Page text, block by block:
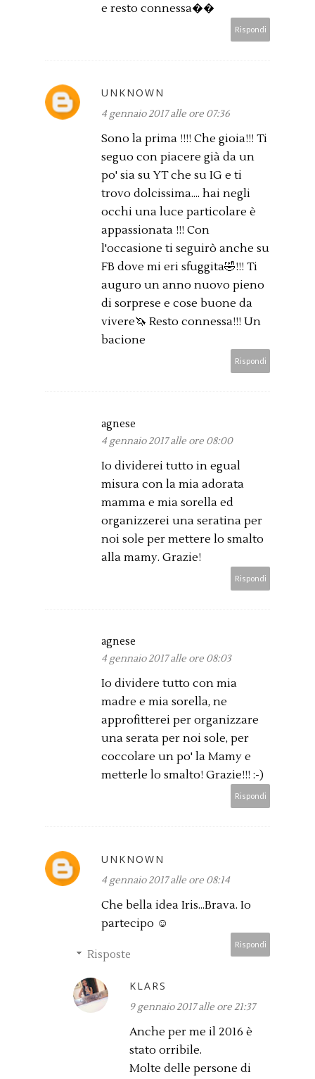
e resto connessa��
Rispondi
UNKNOWN
4 gennaio 2017 alle ore 07:36
Sono la prima !!!! Che gioia!!! Ti
seguo con piacere già da un
po' sia su YT che su IG e ti
trovo dolcissima.... hai negli
occhi una luce particolare è
appassionata !!! Con
l'occasione ti seguirò anche su
FB dove mi eri sfuggita🤣!!! Ti
auguro un anno nuovo pieno
di sorprese e cose buone da
vivere🦄 Resto connessa!!! Un
bacione
Rispondi
agnese
4 gennaio 2017 alle ore 08:00
Io dividerei tutto in egual
misura con la mia adorata
mamma e mia sorella ed
organizzerei una seratina per
noi sole per mettere lo smalto
alla mamy. Grazie!
Rispondi
agnese
4 gennaio 2017 alle ore 08:03
Io dividere tutto con mia
madre e mia sorella, ne
approfitterei per organizzare
una serata per noi sole, per
coccolare un po' la Mamy e
metterle lo smalto! Grazie!!! :-)
Rispondi
UNKNOWN
4 gennaio 2017 alle ore 08:14
Che bella idea Iris...Brava. Io
partecipo ☺
Rispondi
Risposte
KLARS
9 gennaio 2017 alle ore 21:37
Anche per me il 2016 è
stato orribile.
Molte delle persone di